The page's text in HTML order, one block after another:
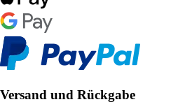
Versand und Rückgabe